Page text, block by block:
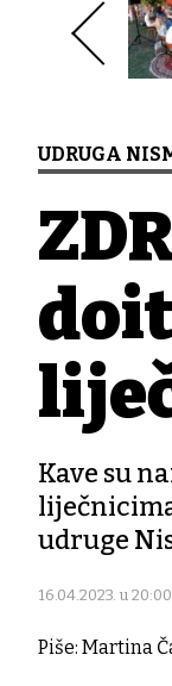
UDRUGA
Kave su
udruge
16.04.2023. u 20:00
Piše: Martina